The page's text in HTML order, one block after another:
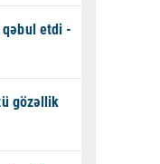
qəbul etdi -
gözəllik